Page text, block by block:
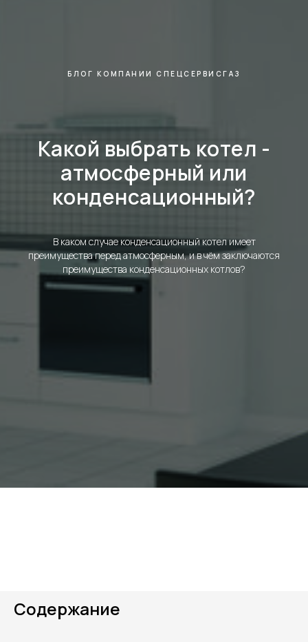
БЛОГ КОМПАНИИ СПЕЦСЕРВИСГАЗ
Какой выбрать котел -
атмосферный или
конденсационный?
В каком случае конденсационный котел имеет
преимущества перед атмосферным, и в чём заключаются
преимущества конденсационных котлов?
Содержание